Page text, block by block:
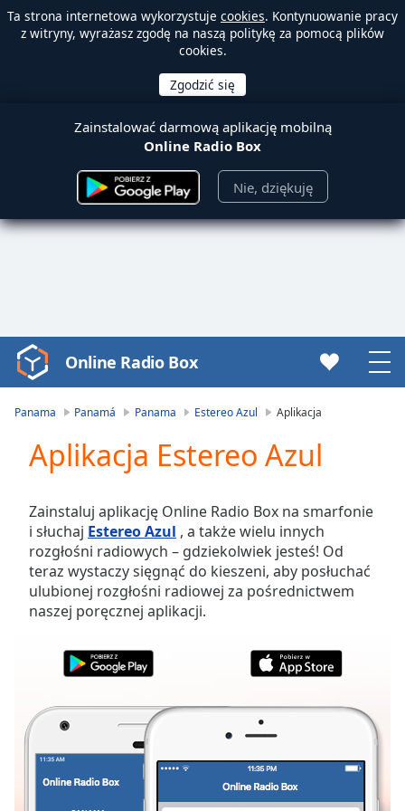
Ta strona internetowa wykorzystuje cookies. Kontynuowanie pracy
z witryny, wyrażasz zgodę na naszą politykę za pomocą plików
cookies.
Zainstalować darmową aplikację mobilną
Online Radio Box
Nie, dziękuję
Video
Player
Play
Video
Skip
Backward
Skip
Forward
Mute
Current
Time0:00
Duration-:-
Stream
Type
LIVE
Seek to
currently
Online Radio Box
Panama Panamá Panama Estereo Azul Aplikacja
Aplikacja Estereo Azul
Zainstaluj aplikację Online Radio Box na smarfonie
i słuchaj Estereo Azul , a także wielu innych
rozgłośni radiowych – gdziekolwiek jesteś! Od
teraz wystaczy sięgnąć do kieszeni, aby posłuchać
ulubionej rozgłośni radiowej za pośrednictwem
naszej poręcznej aplikacji.